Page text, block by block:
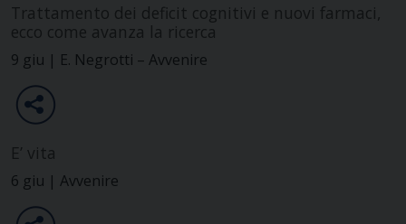
Trattamento dei deficit cognitivi e nuovi farmaci,
ecco come avanza la ricerca
9 giu | E. Negrotti – Avvenire
E’ vita
6 giu | Avvenire